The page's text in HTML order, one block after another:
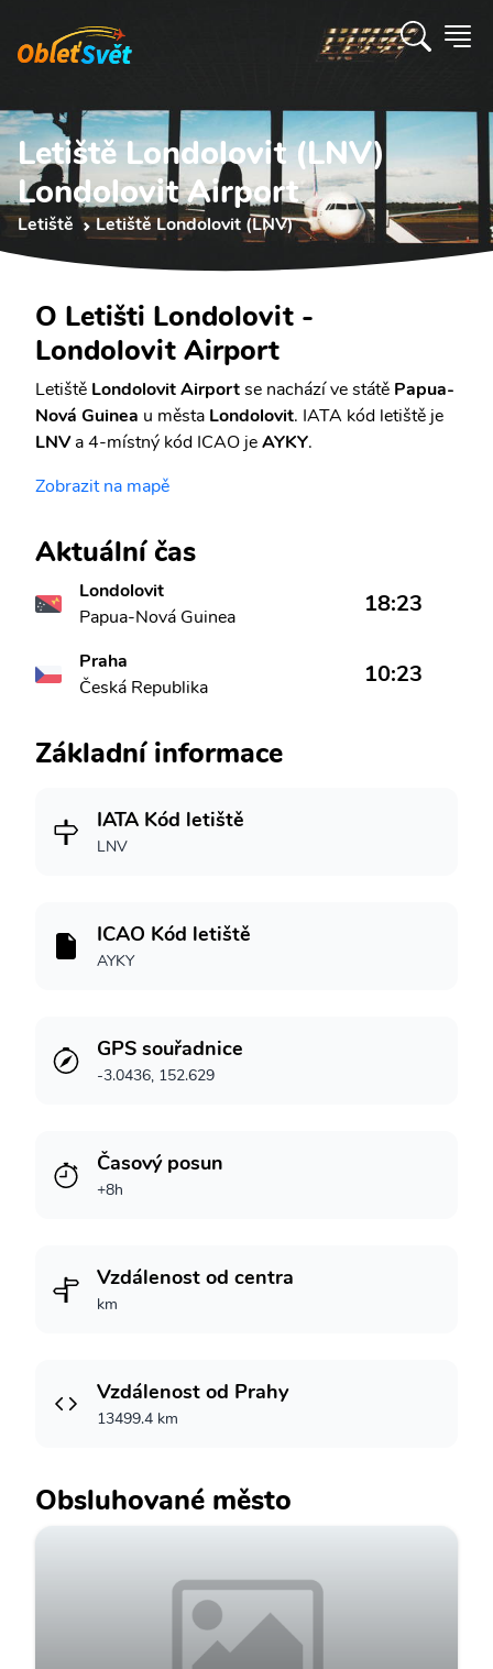
Letiště Londolovit (LNV)
Londolovit Airport
Letiště Letiště Londolovit (LNV)
O Letišti Londolovit -
Londolovit Airport
Letiště Londolovit Airportse nachází ve státě Papua-
Nová Guinea u města Londolovit. IATA kód letiště je
LNVa 4-místný kód ICAO jeAYKY.
Zobrazit na mapě
Aktuální čas
Londolovit
Papua-Nová Guinea
18:23
Praha
Česká Republika
10:23
Základní informace
IATA Kód letiště
LNV
ICAO Kód letiště
AYKY
GPS souřadnice
-3.0436, 152.629
Časový posun
+8h
Vzdálenost od centra
km
Vzdálenost od Prahy
13499.4 km
Obsluhované město